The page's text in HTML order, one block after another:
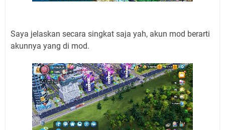
Saya jelaskan secara singkat saja yah, akun mod berarti
akunnya yang di mod.